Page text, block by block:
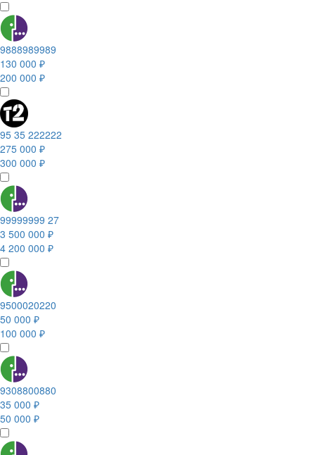
9888989989
130 000 ₽
200 000 ₽
95 35 222222
275 000 ₽
300 000 ₽
99999999 27
3 500 000 ₽
4 200 000 ₽
9500020220
50 000 ₽
100 000 ₽
9308800880
35 000 ₽
50 000 ₽